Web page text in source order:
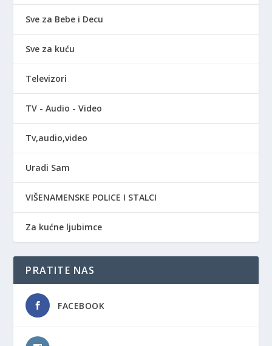
Sve za Bebe i Decu
Sve za kuću
Televizori
TV - Audio - Video
Tv,audio,video
Uradi Sam
VIŠENAMENSKE POLICE I STALCI
Za kućne ljubimce
PRATITE NAS
FACEBOOK